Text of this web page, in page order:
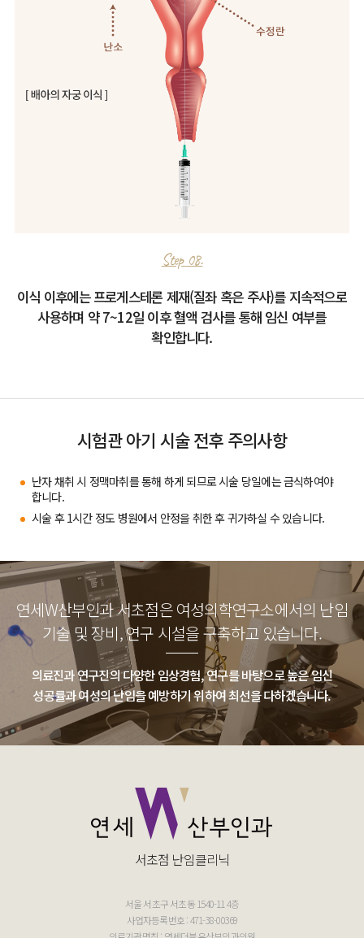
Step 08.
이식 이후에는 프로게스테론 제재(질좌 혹은 주사)를 지속적으로
사용하며 약 7~12일 이후 혈액 검사를 통해 임신 여부를
확인합니다.
시험관 아기 시술 전후 주의사항
난자 채취 시 정맥마취를 통해 하게 되므로 시술 당일에는 금식하여야
합니다.
시술 후 1시간 정도 병원에서 안정을 취한 후 귀가하실 수 있습니다.
연세W산부인과 서초점은 여성의학연구소에서의 난임
기술 및 장비, 연구 시설을 구축하고 있습니다.
의료진과 연구진의 다양한 임상경험, 연구를 바탕으로높은 임신
성공률과 여성의 난임을 예방하기 위하여 최선을 다하겠습니다.
서초점 난임클리닉
서울 서초구 서초동 1540-11 4층
사업자등록번호 : 471-38-00369